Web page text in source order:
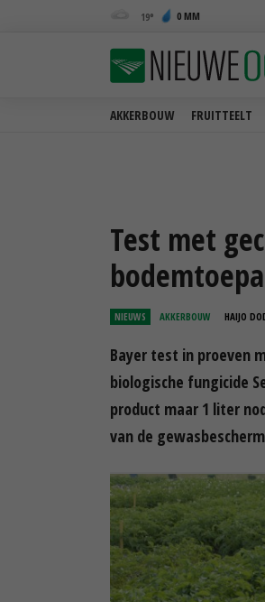
19 0 MM
AKKERBOUW FRUITTEELT
Test met
NIEUWS AKKERBOUW HAIJO
Bayer test in proeven
biologische fungicide
product maar 1 liter
van de